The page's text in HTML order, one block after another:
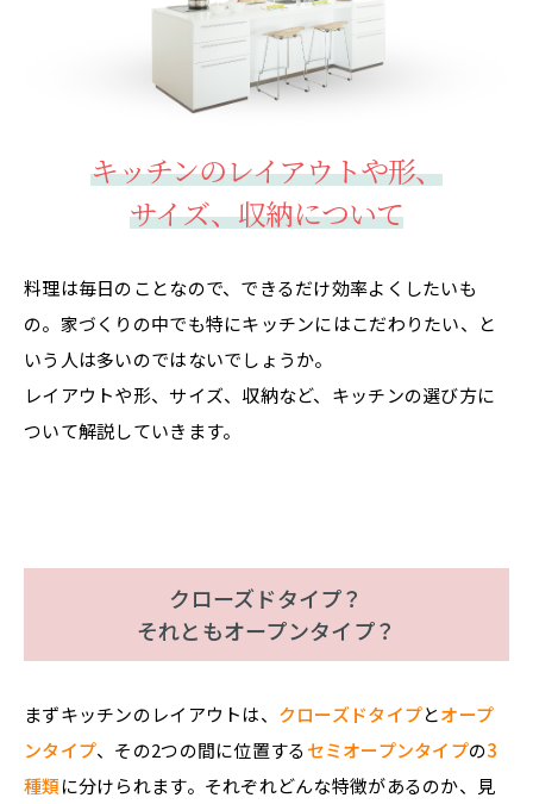
キッチンのレイアウトや形、
サイズ、収納について
料理は毎日のことなので、できるだけ効率よくしたいも
の。家づくりの中でも特にキッチンにはこだわりたい、と
いう人は多いのではないでしょうか。
レイアウトや形、サイズ、収納など、キッチンの選び方に
ついて解説していきます。
クローズドタイプ？
それともオープンタイプ？
まずキッチンのレイアウトは、 クローズドタイプとオープ
ンタイプ、その2つの間に位置するセミオープンタイプの3
種類に分けられます。それぞれどんな特徴があるのか、見